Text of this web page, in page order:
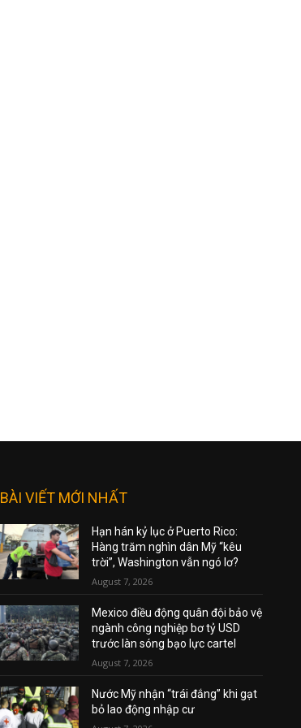
BÀI VIẾT MỚI NHẤT
Hạn hán kỷ lục ở Puerto Rico:
Hàng trăm nghìn dân Mỹ “kêu
trời”, Washington vẫn ngó lơ?
August 7, 2026
Mexico điều động quân đội bảo vệ
ngành công nghiệp bơ tỷ USD
trước làn sóng bạo lực cartel
August 7, 2026
Nước Mỹ nhận “trái đắng” khi gạt
bỏ lao động nhập cư